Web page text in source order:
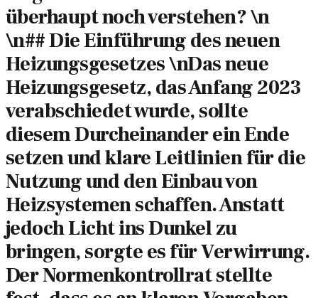
überhaupt noch verstehen? \n
\n## Die Einführung des neuen
Heizungsgesetzes \nDas neue
Heizungsgesetz, das Anfang 2023
verabschiedet wurde, sollte
diesem Durcheinander ein Ende
setzen und klare Leitlinien für die
Nutzung und den Einbau von
Heizsystemen schaffen. Anstatt
jedoch Licht ins Dunkel zu
bringen, sorgte es für Verwirrung.
Der Normenkontrollrat stellte